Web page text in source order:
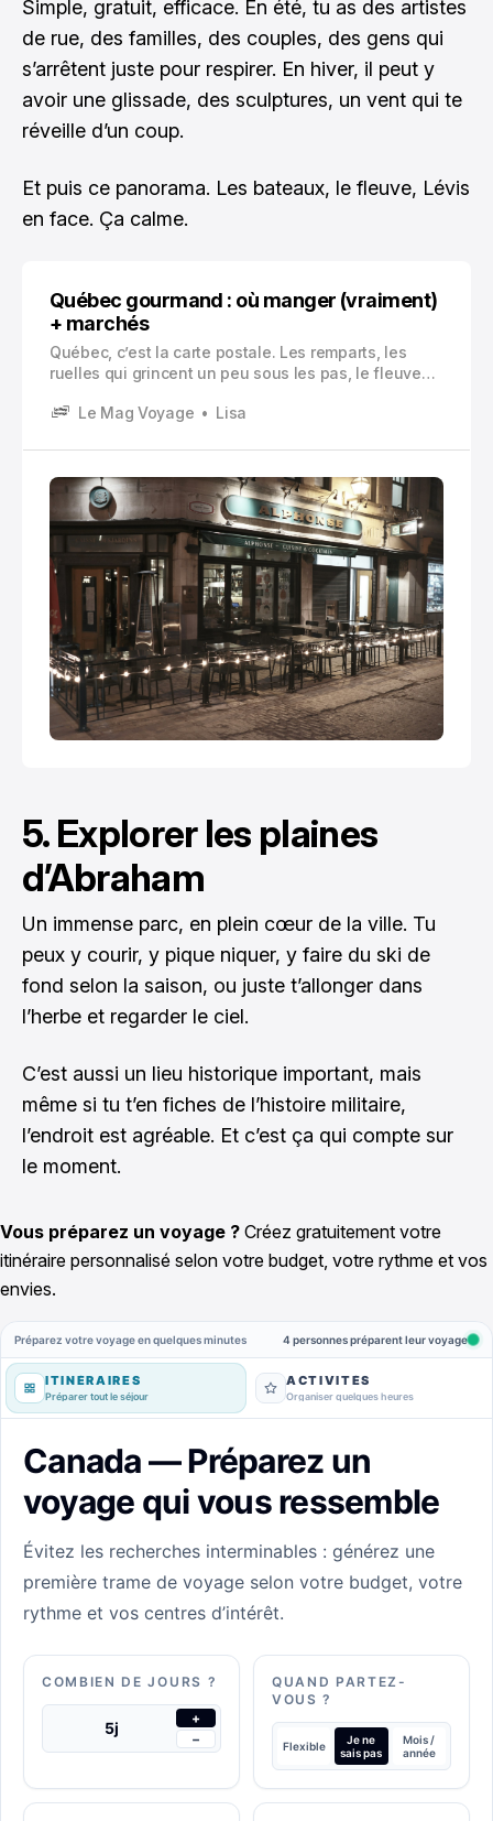
Simple, gratuit, efficace. En été, tu as des artistes
de rue, des familles, des couples, des gens qui
s’arrêtent juste pour respirer. En hiver, il peut y
avoir une glissade, des sculptures, un vent qui te
réveille d’un coup.
Et puis ce panorama. Les bateaux, le fleuve, Lévis
en face. Ça calme.
Québec gourmand : où manger (vraiment)
+ marchés
Québec, c’est la carte postale. Les remparts, les
ruelles qui grincent un peu sous les pas, le fleuve
secondes, si on sort du trajet le plus évident…
Le Mag Voyage Lisa
5. Explorer les plaines
d’Abraham
Un immense parc, en plein cœur de la ville. Tu
peux y courir, y pique niquer, y faire du ski de
fond selon la saison, ou juste t’allonger dans
l’herbe et regarder le ciel.
C’est aussi un lieu historique important, mais
même si tu t’en fiches de l’histoire militaire,
l’endroit est agréable. Et c’est ça qui compte sur
le moment.
Vous préparez un voyage ? Créez gratuitement votre
itinéraire personnalisé selon votre budget, votre rythme et vos
envies.